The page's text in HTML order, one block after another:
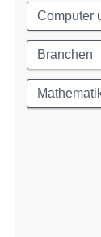
Computer
Branchen